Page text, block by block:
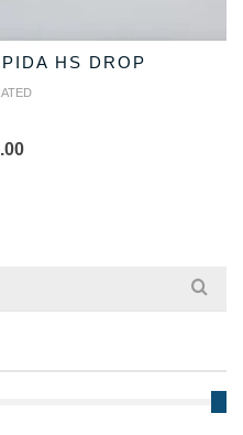
HS DROP